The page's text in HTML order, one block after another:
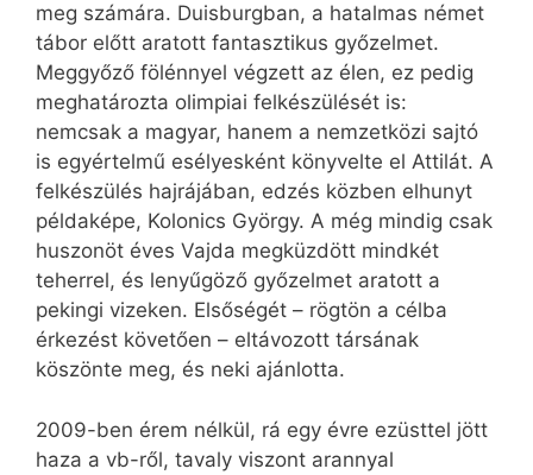
meg számára. Duisburgban, a hatalmas német
tábor előtt aratott fantasztikus győzelmet.
Meggyőző fölénnyel végzett az élen, ez pedig
meghatározta olimpiai felkészülését is:
nemcsak a magyar, hanem a nemzetközi sajtó
is egyértelmű esélyesként könyvelte el Attilát. A
felkészülés hajrájában, edzés közben elhunyt
példaképe, Kolonics György. A még mindig csak
huszonöt éves Vajda megküzdött mindkét
teherrel, és lenyűgöző győzelmet aratott a
pekingi vizeken. Elsőségét – rögtön a célba
érkezést követően – eltávozott társának
köszönte meg, és neki ajánlotta.
2009-ben érem nélkül, rá egy évre ezüsttel jött
haza a vb-ről, tavaly viszont arannyal